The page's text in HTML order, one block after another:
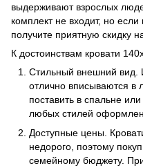
выдерживают взрослых
комплект не входит, но
получите приятную скидку
К достоинствам кровати
Стильный внешний вид.
отлично вписываются
поставить в спальне
любых стилей
Доступные цены.
недорого, поэтому
семейному бюджету.